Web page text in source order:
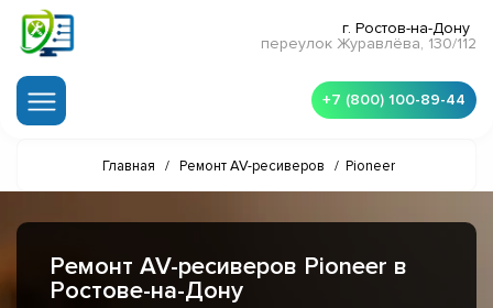
г. Ростов-на-Дону
переулок Журавлёва, 130/112
+7 (800) 100-89-44
Главная / Ремонт AV-ресиверов / Pioneer
Ремонт AV-ресиверов Pioneer в
Ростове-на-Дону